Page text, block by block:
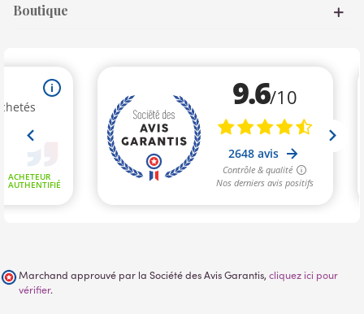
Boutique
Marchand approuvé par la Société des Avis Garantis, cliquez ici pour
vérifier.